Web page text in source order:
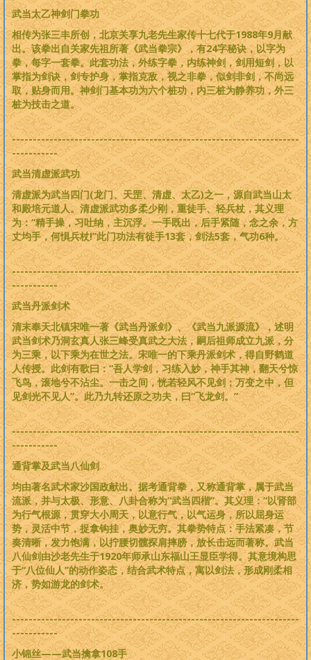
武当太乙神剑门拳功
相传为张三丰所创，北京关享九老先生家传十七代于1988年9月献
出。该拳出自关家先祖所著《武当拳宗》，有24字秘诀，以字为
拳，每字一套拳。此套功法，外练字拳，内练神剑，剑用短剑，以
掌指为剑诀，剑专护身，掌指克敌，视之非拳，似剑非剑，不尚远
取，贴身而用。神剑门基本功为六个桩功，内三桩为静养功，外三
桩为技击之道。
---------------------------------------------------------------------
-----------
武当清虚派武功
清虚派为武当四门(龙门、天罡、清虚、太乙)之一，源自武当山太
和殿培元道人。清虚派武功多柔少刚，重徒手、轻兵杖，其义理
为：“精手操，习吐纳，主沉浮。一手既出，后手紧随，念之余，方
丈均手，何惧兵杖!”此门功法有徒手13套，剑法5套，气功6种。
---------------------------------------------------------------------
-----------
武当丹派剑术
清末奉天北镇宋唯一著《武当丹派剑》、《武当九派源流》，述明
武当剑术乃洞玄真人张三峰受真武之大法，嗣后祖师成立九派，分
为三乘，以下乘为在世之法。宋唯一的下乘丹派剑术，得自野鹤道
人传授。此剑有歌曰：“吾人学剑，习练入妙，神手其神，翻天兮惊
飞鸟，滚地兮不沾尘。一击之间，恍若轻风不见剑；万变之中，但
见剑光不见人”。此乃九转还原之功夫，曰“飞龙剑。”
---------------------------------------------------------------------
-----------
通背掌及武当八仙剑
均由著名武术家沙国政献出。据考通背拳，又称通背掌，属于武当
流派，并与太极、形意、八卦合称为“武当四楷”。其义理：“以肾部
为行气根源，贯穿大小周天，以意行气，以气运身，所以屈身运
势，灵活中节，捉拿钩挂，奥妙无穷。其拳势特点：手法紧凑，节
奏清晰，发力饱满，以拧腰切髋探肩摔膀，放长击远而著称。武当
八仙剑由沙老先生于1920年师承山东福山王显臣学得。其意境构思
于“八位仙人”的动作姿态，结合武术特点，寓以剑法，形成刚柔相
济，势如游龙的剑术。
---------------------------------------------------------------------
-----------
小锦丝——武当擒拿108手